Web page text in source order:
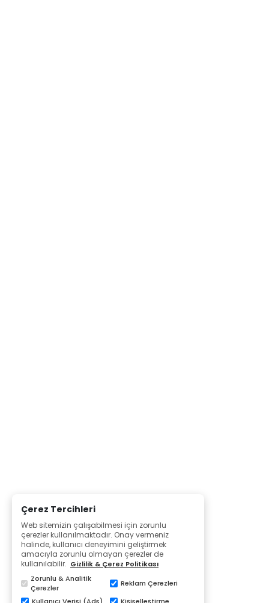
Çerez Tercihleri
Web sitemizin çalışabilmesi için zorunlu
çerezler kullanılmaktadır. Onay vermeniz
halinde, kullanıcı deneyimini geliştirmek
amacıyla zorunlu olmayan çerezler de
kullanılabilir. Gizlilik & Çerez Politikası
Zorunlu & Analitik
Çerezler
Reklam Çerezleri